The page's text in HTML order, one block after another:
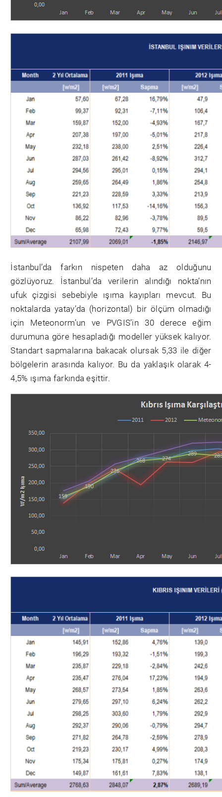
İstanbul’da farkın nispeten daha az olduğunu
gözlüyoruz. İstanbul’da verilerin alındığı nokta’nın
ufuk çizgisi sebebiyle ışıma kayıpları mevcut. Bu
noktalarda yatay’da (horizontal) bir ölçüm olmadığı
için Meteonorm’un ve PVGIS’in 30 derece eğim
durumuna göre hesapladığı modeller yüksek kalıyor.
Standart sapmalarına bakacak olursak 5,33 ile diğer
bölgelerin arasında kalıyor. Bu da yaklaşık olarak 4-
4,5% ışıma farkında eşittir.